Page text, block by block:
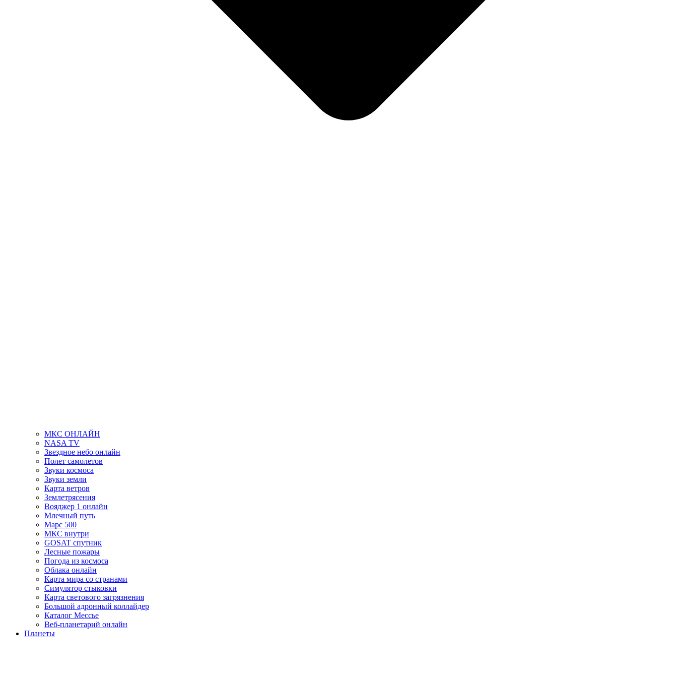
МКС ОНЛАЙН
NASA TV
Звездное небо онлайн
Полет самолетов
Звуки космоса
Звуки земли
Карта ветров
Землетрясения
Вояджер 1 онлайн
Млечный путь
Марс 500
МКС внутри
GOSAT спутник
Лесные пожары
Погода из космоса
Облака онлайн
Карта мира со странами
Симулятор стыковки
Карта светового загрязнения
Большой адронный коллайдер
Каталог Мессье
Веб-планетарий онлайн
Планеты